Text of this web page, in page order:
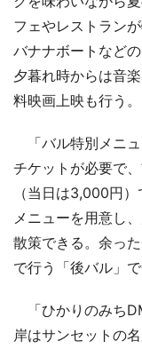
フェやレストラン
バナナボートなど
夕暮れ時からは音
料映画上映も行う。
「バル特別メニ
チケットが必要で
（当日は3,000円
メニューを用意し
散策できる。余っ
で行う「後バル」
「ひかりのみち
岸はサンセットの